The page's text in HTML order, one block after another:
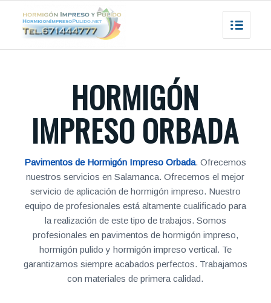
HORMIGÓN
IMPRESO ORBADA
Pavimentos de Hormigón Impreso Orbada. Ofrecemos
nuestros servicios en Salamanca. Ofrecemos el mejor
servicio de aplicación de hormigón impreso. Nuestro
equipo de profesionales está altamente cualificado para
la realización de este tipo de trabajos. Somos
profesionales en pavimentos de hormigón impreso,
hormigón pulido y hormigón impreso vertical. Te
garantizamos siempre acabados perfectos. Trabajamos
con materiales de primera calidad.